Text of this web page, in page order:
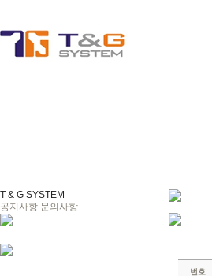
T & G SYSTEM
공지사항 문의사항
번호